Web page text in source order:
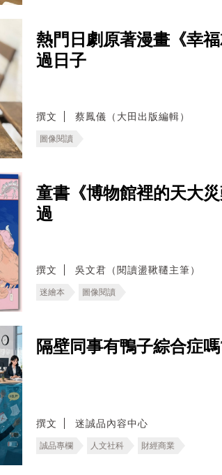
熱門日劇原著漫畫《幸
過日子
撰文 蔡鳳儀（大田出版編輯）
圖像閱讀
童書《博物館裡的天大
過
撰文 吳文君（閱讀盪鞦韆主筆）
迷繪本 圖像閱讀
隔壁同事有鴨子綜合症
撰文 迷誠品內容中心
誠品專欄 人文社科 財經商業